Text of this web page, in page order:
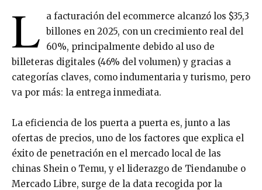
L
a facturación del ecommerce alcanzó los $35,3
billones en 2025, con un crecimiento real del
60%, principalmente debido al uso de
billeteras digitales (46% del volumen) y gracias a
categorías claves, como indumentaria y turismo, pero
va por más: la entrega inmediata.
La eficiencia de los puerta a puerta es, junto a las
ofertas de precios, uno de los factores que explica el
éxito de penetración en el mercado local de las
chinas Shein o Temu, y el liderazgo de Tiendanube o
Mercado Libre, surge de la data recogida por la